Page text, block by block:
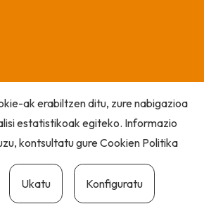
ak erabiltzen ditu, zure nabigazioa
estatistikoak egiteko. Informazio
kontsultatu gureCookien Politika
Ukatu Konfiguratu